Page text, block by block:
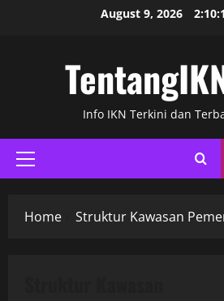
August 9, 2026
Info IKN Terkini dan
Primary
Menu
Home Struktur Kawasan